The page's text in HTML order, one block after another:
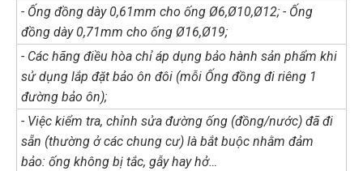
- Ống đồng dày 0,61mm cho ống Ø6,Ø10,Ø12; - Ống
đồng dày 0,71mm cho ống Ø16,Ø19;
- Các hãng điều hòa chỉ áp dụng bảo hành sản phẩm khi
sử dụng lắp đặt bảo ôn đôi (mỗi Ống đồng đi riêng 1
đường bảo ôn);
- Việc kiểm tra, chỉnh sửa đường ống (đồng/nước) đã đi
sẵn (thường ở các chung cư) là bắt buộc nhằm đảm
bảo: ống không bị tắc, gẫy hay hở…